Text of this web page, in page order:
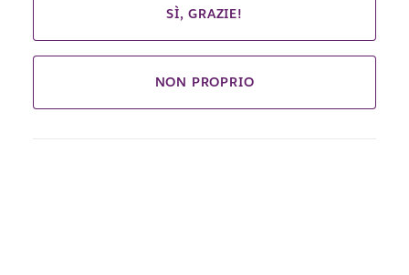
SÌ, GRAZIE!
NON PROPRIO